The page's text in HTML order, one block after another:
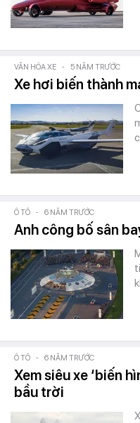
VĂN HÓA XE - 5 NĂM TRƯỚC
Xe hơi biến thành
Ô TÔ - 6 NĂM TRƯỚC
Anh công bố sân
Ô TÔ - 6 NĂM TRƯỚC
Xem siêu xe ‘biến
bầu trời